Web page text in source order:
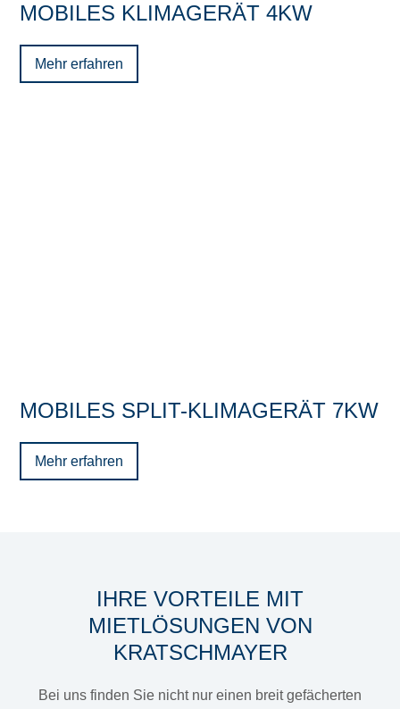
MOBILES KLIMAGERÄT 4KW
Mehr erfahren
MOBILES SPLIT-KLIMAGERÄT 7KW
Mehr erfahren
IHRE VORTEILE MIT
MIETLÖSUNGEN VON
KRATSCHMAYER
Bei uns finden Sie nicht nur einen breit gefächerten